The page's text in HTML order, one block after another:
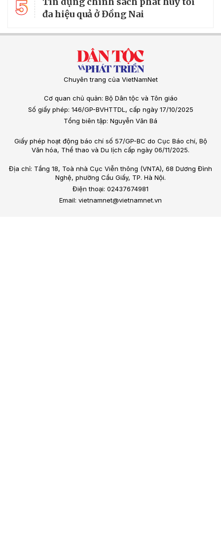
5
đa hiệu quả ở Đồng Nai
Chuyên trang của VietNamNet
Cơ quan chủ quản: Bộ Dân tộc và Tôn giáo
Số giấy phép: 146/GP-BVHTTDL, cấp ngày 17/10/2025
Tổng biên tập: Nguyễn Văn Bá
Giấy phép hoạt động báo chí số 57/GP-BC do Cục Báo chí, Bộ
Văn hóa, Thể thao và Du lịch cấp ngày 06/11/2025.
Địa chỉ: Tầng 18, Toà nhà Cục Viễn thông (VNTA), 68 Dương Đình
Nghệ, phường Cầu Giấy, TP. Hà Nội.
Điện thoại: 02437674981
Email: vietnamnet@vietnamnet.vn